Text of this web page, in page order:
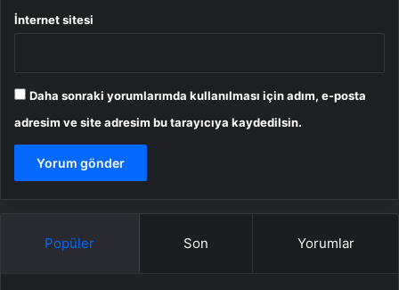
İnternet sitesi
Daha sonraki yorumlarımda kullanılması için adım, e-posta
adresim ve site adresim bu tarayıcıya kaydedilsin.
Popüler Son Yorumlar